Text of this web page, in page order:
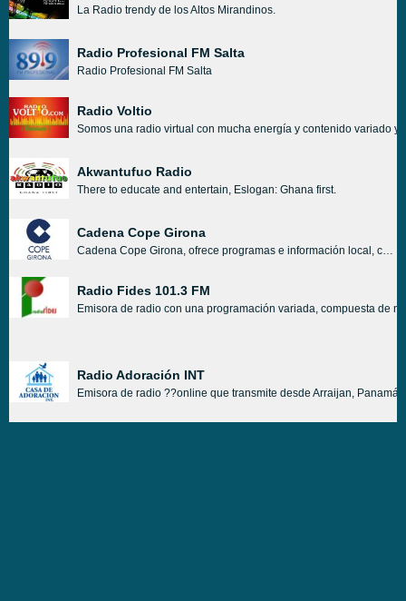
La Radio trendy de los Altos Mirandinos.
Radio Profesional FM Salta
Radio Profesional FM Salta
Radio Voltio
Somos una radio virtual con mucha energía y contenido variado
Akwantufuo Radio
There to educate and entertain, Eslogan: Ghana first.
Cadena Cope Girona
Cadena Cope Girona, ofrece programas e información local, con conexiones informativas nacionales a la central COPE.
Radio Fides 101.3 FM
Emisora de radio con una programación variada, compuesta de
Radio Adoración INT
Emisora de radio ??online que transmite desde Arraijan,